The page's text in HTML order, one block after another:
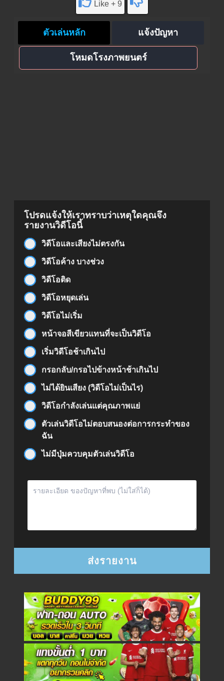
Like + 9
ตัวเล่นหลัก แจ้งปัญหา
โหมดโรงภาพยนตร์
โปรดแจ้งให้เราทราบว่าเหตุใดคุณจึง
รายงานวิดีโอนี้
วิดีโอและเสียงไม่ตรงกัน
วิดีโอค้าง บางช่วง
วิดีโอติด
วิดีโอหยุดเล่น
วิดีโอไม่เริ่ม
หน้าจอสีเขียวแทนที่จะเป็นวิดีโอ
เริ่มวิดีโอช้าเกินไป
กรอกลับ/กรอไปข้างหน้าช้าเกินไป
ไม่ได้ยินเสียง (วิดีโอไม่เป็นไร)
วิดีโอกำลังเล่นแต่คุณภาพแย่
ตัวเล่นวิดีโอไม่ตอบสนองต่อการกระทำของ
ฉัน
ไม่มีปุ่มควบคุมตัวเล่นวิดีโอ